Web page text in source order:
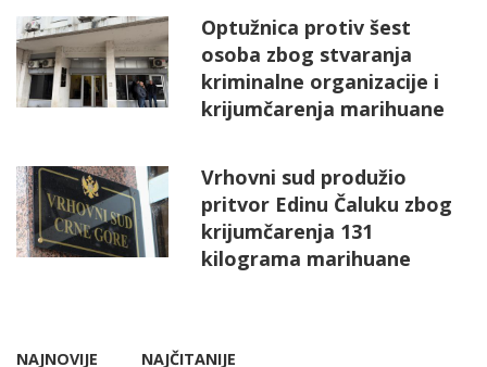
Optužnica protiv šest
osoba zbog stvaranja
kriminalne organizacije i
krijumčarenja marihuane
Vrhovni sud produžio
pritvor Edinu Čaluku zbog
krijumčarenja 131
kilograma marihuane
NAJNOVIJE NAJČITANIJE